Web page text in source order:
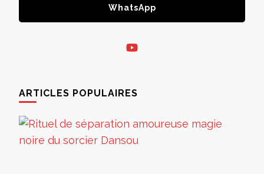
WhatsApp
ARTICLES POPULAIRES